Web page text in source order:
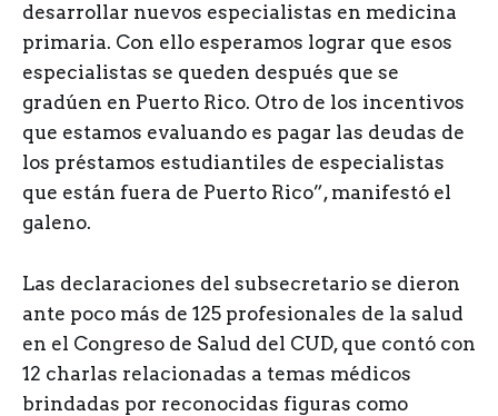
desarrollar nuevos especialistas en medicina
primaria. Con ello esperamos lograr que esos
especialistas se queden después que se
gradúen en Puerto Rico. Otro de los incentivos
que estamos evaluando es pagar las deudas de
los préstamos estudiantiles de especialistas
que están fuera de Puerto Rico”, manifestó el
galeno.
Las declaraciones del subsecretario se dieron
ante poco más de 125 profesionales de la salud
en el Congreso de Salud del CUD, que contó con
12 charlas relacionadas a temas médicos
brindadas por reconocidas figuras como